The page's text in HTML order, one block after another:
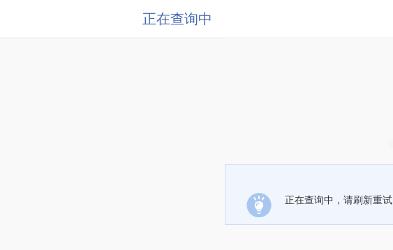
正在查询中
正在查询中，请刷新重试